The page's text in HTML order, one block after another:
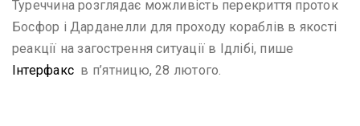
Туреччина розглядає можливість перекриття проток
Босфор і Дарданелли для проходу кораблів в якості
реакції на загострення ситуації в Ідлібі, пише
Інтерфакс в п’ятницю, 28 лютого.